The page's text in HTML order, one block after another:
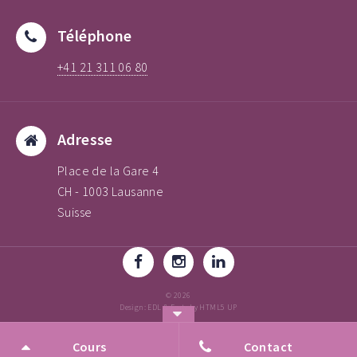
Téléphone
+41 21 311 06 80
Adresse
Place de la Gare 4
CH - 1003 Lausanne
Suisse
© 2026
Design: EDL & Forty by HTML5 UP
Cours Contact